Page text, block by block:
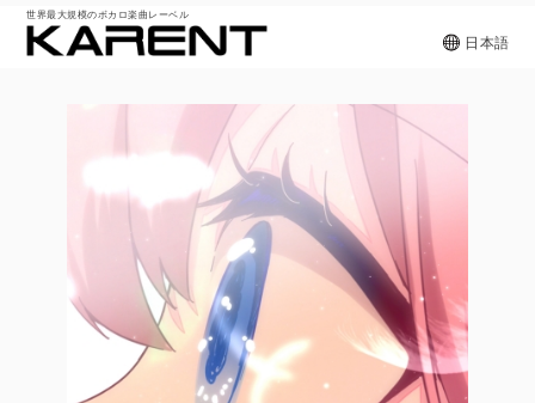
世界最大規模のボカロ楽曲レーベル
日本語